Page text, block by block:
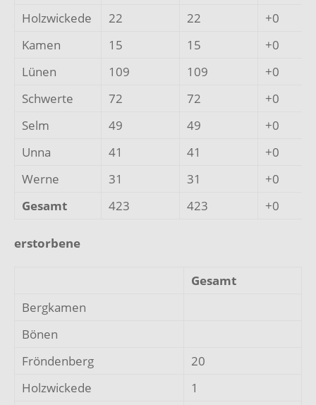
Holzwickede
22 22
+0
Kamen
15 15
+0
Lünen
109 109
+0
Schwerte
72 72
+0
Selm
49 49
+0
Unna
41 41
+0
Werne
31 31
+0
Gesamt
423 423 +0
erstorbene
Gesamt
Bergkamen
Bönen
Fröndenberg
20
Holzwickede
1